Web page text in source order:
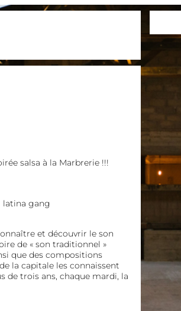
salsa à la Marbrerie !!!
latina gang
et découvrir le son
de « son traditionnel »
que des compositions
la capitale les connaissent
de trois ans, chaque mardi, la